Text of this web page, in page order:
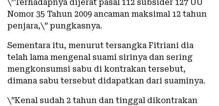
\”Terhadapnya dijerat pasal 112 subsider 127 UU
Nomor 35 Tahun 2009 ancaman maksimal 12 tahun
penjara,\” pungkasnya.
Sementara itu, menurut tersangka Fitriani dia
telah lama mengenal suami sirinya dan sering
mengkonsumsi sabu di kontrakan tersebut,
dimana sabu tersebut didapatkan dari suaminya.
\”Kenal sudah 2 tahun dan tinggal dikontrakan